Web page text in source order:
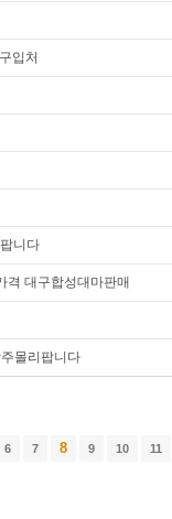
입처
니다
격 대구합성대마판매
몰리팝니다
6 7 8 9 10 11